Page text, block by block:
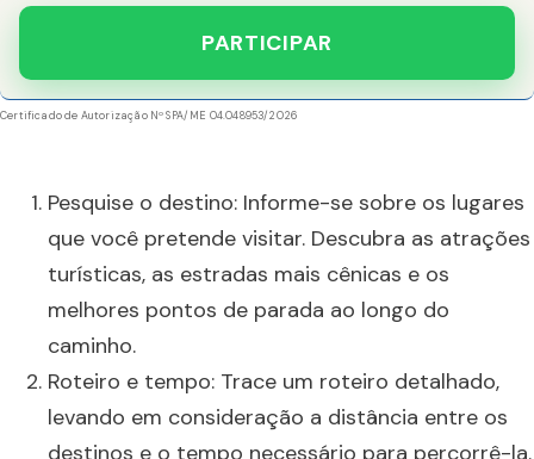
PARTICIPAR
Certificado de Autorização Nº SPA/ME 04.048953/2026
Pesquise o destino: Informe-se sobre os lugares
que você pretende visitar. Descubra as atrações
turísticas, as estradas mais cênicas e os
melhores pontos de parada ao longo do
caminho.
Roteiro e tempo: Trace um roteiro detalhado,
levando em consideração a distância entre os